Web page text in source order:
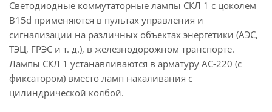
Светодиодные коммутаторные лампы СКЛ 1 с цоколем
B15d применяются в пультах управления и
сигнализации на различных объектах энергетики (АЭС,
ТЭЦ, ГРЭС и т. д.), в железнодорожном транспорте.
Лампы СКЛ 1 устанавливаются в арматуру АС-220 (с
фиксатором) вместо ламп накаливания с
цилиндрической колбой.